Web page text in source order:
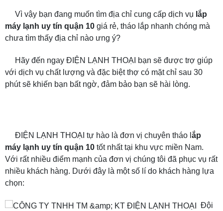
Vì vậy bạn đang muốn tìm địa chỉ cung cấp dịch vụ lắp
máy lạnh uy tín quận 10 giá rẻ, tháo lắp nhanh chóng mà
chưa tìm thấy địa chỉ nào ưng ý?
Hãy đến ngay ĐIỆN LẠNH THOẠI bạn sẽ được trợ giúp
với dịch vụ chất lượng và đặc biệt thợ có mặt chỉ sau 30
phút sẽ khiến bạn bất ngờ, đảm bảo bạn sẽ hài lòng.
ĐIỆN LẠNH THOẠI tự hào là đơn vị chuyên tháo l ắp
máy lạnh uy tín quận 10 tốt nhất tại khu vực miền Nam.
Với rất nhiều điểm mạnh của đơn vị chúng tôi đã phục vụ rất
nhiều khách hàng. Dưới đây là một số lí do khách hàng lựa
chọn:
Đội